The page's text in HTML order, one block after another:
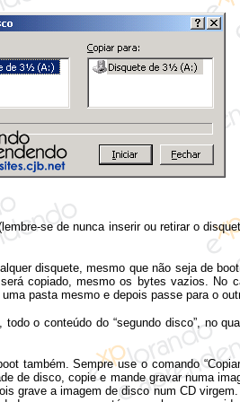
se de nunca inserir ou retirar o
disquete, mesmo que não seja de
copiado, mesmo os bytes vazios. No
pasta mesmo e depois passe para o
todo o conteúdo do “segundo disco”, no
também. Sempre use o comando
de disco, copie e mande gravar numa
grave a imagem de disco num CD